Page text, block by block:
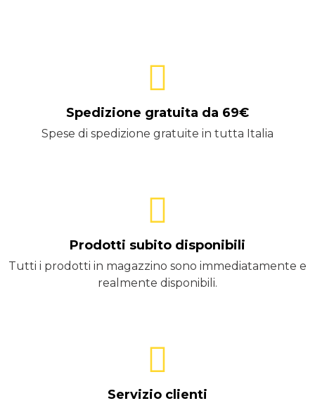
Spedizione gratuita da 69€
Spese di spedizione gratuite in tutta Italia
Prodotti subito disponibili
Tutti i prodotti in magazzino sono immediatamente e
realmente disponibili.
Servizio clienti